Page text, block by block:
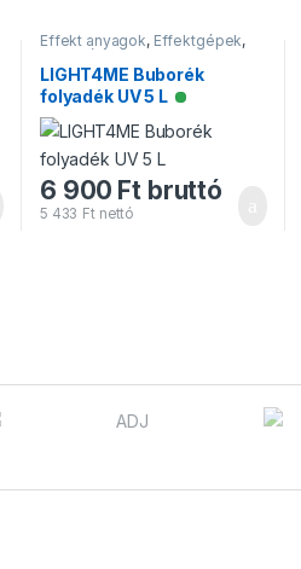
Effekt anyagok, Effektgépek,
Folyadékok
LIGHT4ME Buborék
folyadék UV 5 L Elérhető
6 900 Ft bruttó
5 433 Ft nettó